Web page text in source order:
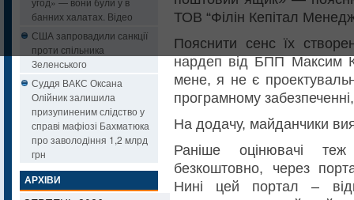
банних халатах. Відео
США запровадили санкції
проти спільника
Зеленського
Суддя ВАКС Оксана
Олійник залишила
призупиненим слідство у
справі мафіозі Бахматюка
про заволодіння 1,2 млрд
грн
АРХІВИ
ТОВ “Філін Кепітал
Пояснити сенс їх
нардеп від БПП Максим
мене, я не є
програмному
На додачу, майданчики
Раніше оцінювачі
безкоштовно, через
Нині цей портал –